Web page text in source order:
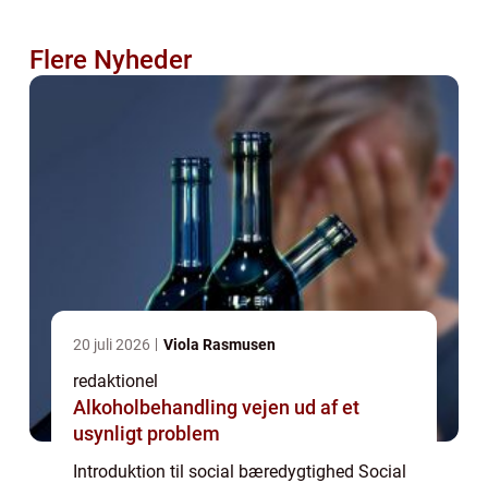
Flere Nyheder
20 juli 2026 Viola Rasmusen
redaktionel
Alkoholbehandling vejen ud af et
usynligt problem
Introduktion til social bæredygtighed Social